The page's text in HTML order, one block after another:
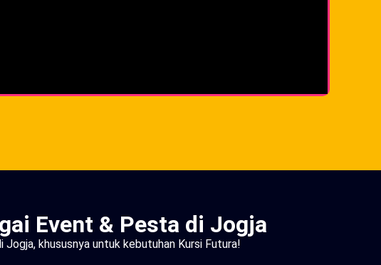
Event & Pesta di Jogja
khususnya untuk kebutuhan Kursi Futura!